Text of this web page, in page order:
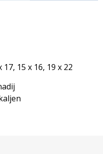
17, 15 x 16, 19 x 22